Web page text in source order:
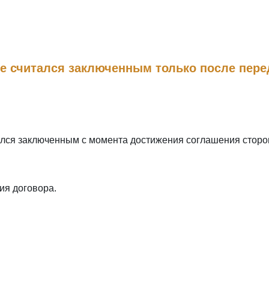
заключенным только после
заключенным с момента достижения соглашения
договора.